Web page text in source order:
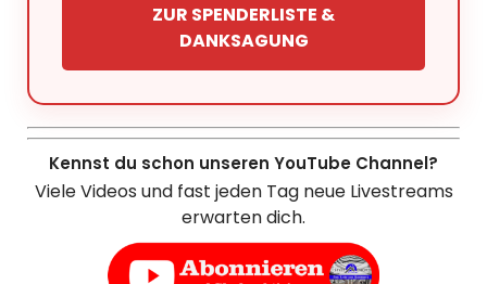
ZUR SPENDERLISTE &
DANKSAGUNG
Kennst du schon unseren YouTube Channel?
Viele Videos und fast jeden Tag neue Livestreams
erwarten dich.